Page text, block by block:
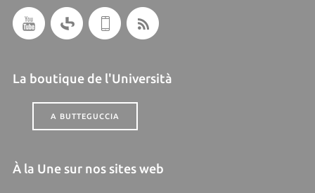
La boutique de l'Università
A BUTTEGUCCIA
À la Une sur nos sites web